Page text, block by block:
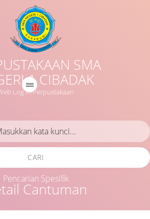
SMA
1 CIBADAK
Log in Perpustakaan
Cantuman
CARI
Pencarian Spesifik